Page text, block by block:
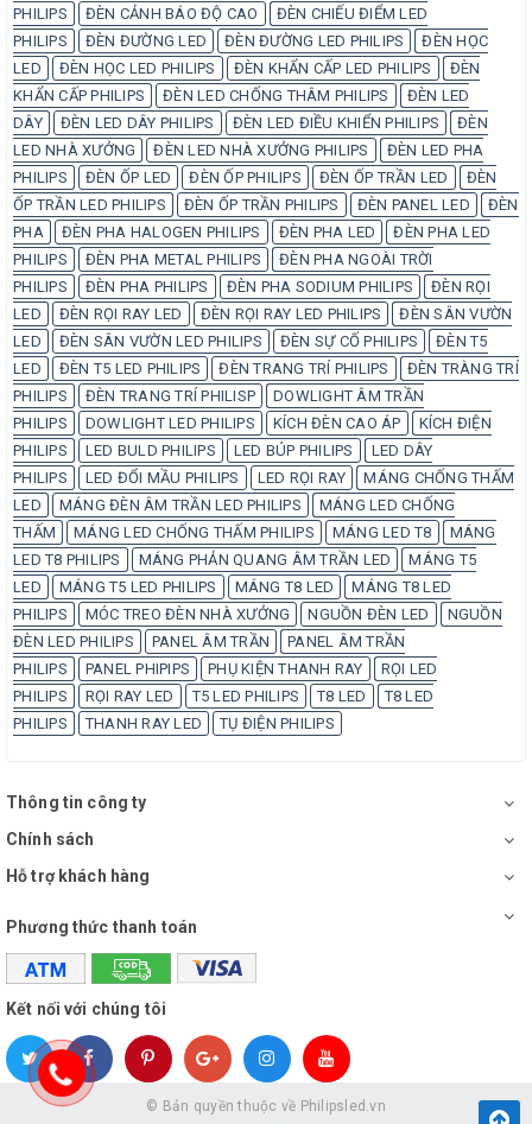
PHILIPS
ĐÈN CẢNH BÁO ĐỘ CAO
ĐÈN CHIẾU ĐIỂM LED
PHILIPS
ĐÈN ĐƯỜNG LED ĐÈN ĐƯỜNG LED PHILIPS
ĐÈN HỌC
LED
ĐÈN HỌC LED PHILIPS ĐÈN KHẨN CẤP LED PHILIPS
ĐÈN
KHẨN CẤP PHILIPS
ĐÈN LED CHỐNG THÂM PHILIPS
ĐÈN LED
DÂY
ĐÈN LED DÂY PHILIPS ĐÈN LED ĐIỀU KHIỂN PHILIPS
ĐÈN
LED NHÀ XƯỞNG
ĐÈN LED NHÀ XƯỞNG PHILIPS
ĐÈN LED PHA
PHILIPS
ĐÈN ỐP LED ĐÈN ỐP PHILIPS ĐÈN ỐP TRẦN LED
ĐÈN
ỐP TRẦN LED PHILIPS
ĐÈN ỐP TRẦN PHILIPS ĐÈN PANEL LED
ĐÈN
PHA
ĐÈN PHA HALOGEN PHILIPS ĐÈN PHA LED
ĐÈN PHA LED
PHILIPS
ĐÈN PHA METAL PHILIPS
ĐÈN PHA NGOÀI TRỜI
PHILIPS
ĐÈN PHA PHILIPS ĐÈN PHA SODIUM PHILIPS
ĐÈN RỌI
LED
ĐÈN RỌI RAY LED ĐÈN RỌI RAY LED PHILIPS
ĐÈN SÂN VƯỜN
LED
ĐÈN SÂN VƯỜN LED PHILIPS ĐÈN SỰ CỐ PHILIPS
ĐÈN T5
LED
ĐÈN T5 LED PHILIPS ĐÈN TRANG TRÍ PHILIPS
ĐÈN TRÀNG TRÍ
PHILIPS
ĐÈN TRANG TRÍ PHILISP
DOWLIGHT ÂM TRẦN
PHILIPS
DOWLIGHT LED PHILIPS KÍCH ĐÈN CAO ÁP
KÍCH ĐIỆN
PHILIPS
LED BULD PHILIPS LED BÚP PHILIPS
LED DÂY
PHILIPS
LED ĐỔI MẦU PHILIPS LED RỌI RAY
MÁNG CHỐNG THẤM
LED
MÁNG ĐÈN ÂM TRẦN LED PHILIPS
MÁNG LED CHỐNG
THẤM
MÁNG LED CHỐNG THẤM PHILIPS MÁNG LED T8
MÁNG
LED T8 PHILIPS
MÁNG PHẢN QUANG ÂM TRẦN LED
MÁNG T5
LED
MÁNG T5 LED PHILIPS MÁNG T8 LED
MÁNG T8 LED
PHILIPS
MÓC TREO ĐÈN NHÀ XƯỞNG NGUỒN ĐÈN LED
NGUỒN
ĐÈN LED PHILIPS
PANEL ÂM TRẦN
PANEL ÂM TRẦN
PHILIPS
PANEL PHIPIPS PHỤ KIỆN THANH RAY
RỌI LED
PHILIPS
RỌI RAY LED T5 LED PHILIPS T8 LED
T8 LED
PHILIPS
THANH RAY LED TỤ ĐIỆN PHILIPS
Thông tin công ty
Chính sách
Hỗ trợ khách hàng
Phương thức thanh toán
Kết nối với chúng tôi
© Bản quyền thuộc về Philipsled.vn